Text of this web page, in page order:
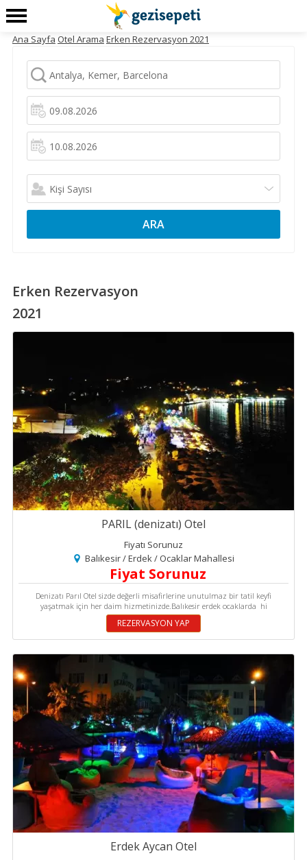
Ana Sayfa Otel Arama Erken Rezervasyon 2021
ARA
Erken Rezervasyon
2021
PARIL (denizatı) Otel
Fiyatı Sorunuz
Balıkesir / Erdek / Ocaklar Mahallesi
Fiyat Sorunuz
Denizatı Parıl Otel sizde değerli misafirlerine unutulmaz bir tatil keyfi
yaşatmak için her daim hizmetinizde.Balıkesir erdek ocaklarda hi
REZERVASYON YAP
Erdek Aycan Otel